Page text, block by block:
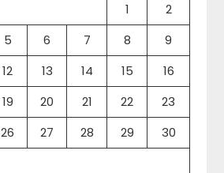
1
2
5 6 7 8
9
12 13 14 15
16
19 20 21 22
23
26 27 28 29
30